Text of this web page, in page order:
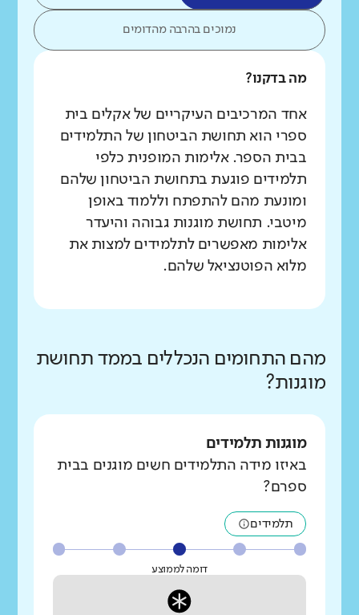
נמוכים בהרבה מהדומים
מה בדקנו?
אחד המרכיבים העיקריים של אקלים בית
ספרי הוא תחושת הביטחון של התלמידים
בבית הספר. אלימות המופנית כלפי
תלמידים פוגעת בתחושת הביטחון שלהם
ומונעת מהם להתפתח וללמוד באופן
מיטבי. תחושת מוגנות גבוהה והיעדר
אלימות מאפשרים לתלמידים למצות את
מלוא הפוטנציאל שלהם.
מהם התחומים הנכללים בממד תחושת
מוגנות?
מוגנות תלמידים
באיזו מידה התלמידים חשים מוגנים בבית
ספרם?
תלמידים
דומה לממוצע